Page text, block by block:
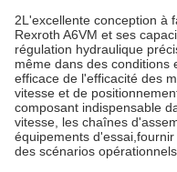
2L'excellente conception à
Rexroth A6VM et ses
régulation hydraulique
même dans des conditions
efficace de l'efficacité des
vitesse et de
composant indispensable
vitesse, les chaînes
équipements
des scénarios